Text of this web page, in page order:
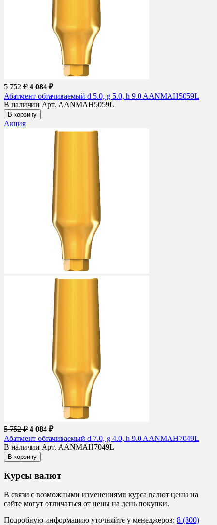
5 752 ₽ 4 084 ₽
Абатмент обтачиваемый d 5.0, g 5.0, h 9.0 AANMAH5059L
В наличии Арт. AANMAH5059L
В корзину
Акция
5 752 ₽ 4 084 ₽
Абатмент обтачиваемый d 7.0, g 4.0, h 9.0 AANMAH7049L
В наличии Арт. AANMAH7049L
В корзину
Курсы валют
В связи с возможными изменениями курса валют цены на
сайте могут отличаться от цены на день покупки.
Подробную информацию уточняйте у менеджеров: 8 (800)